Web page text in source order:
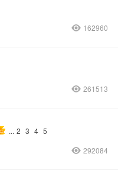
162960
261513
... 2 3 4 5
292084